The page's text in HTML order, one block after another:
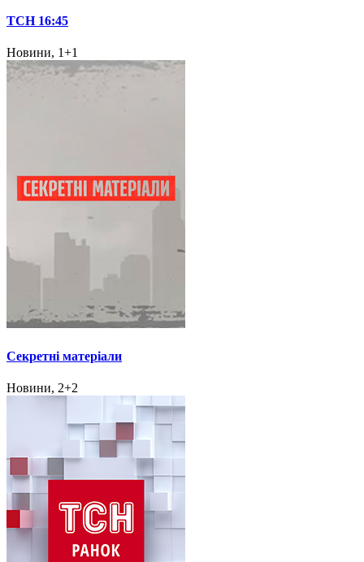
ТСН 16:45
Новини, 1+1
Секретні матеріали
Новини, 2+2